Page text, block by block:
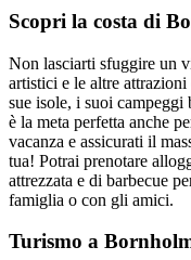
Scopri la costa di
Non lasciarti sfuggire un
artistici e le altre
sue isole, i suoi campeggi
è la meta perfetta anche
vacanza e assicurati il
tua! Potrai prenotare
attrezzata e di barbecue
famiglia o con gli amici.
Turismo a